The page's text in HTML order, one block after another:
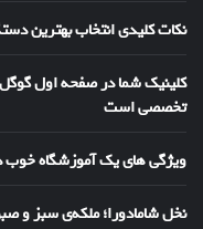
نکات کلیدی انتخاب بهترین
کلینیک شما در صفحه اول
تخصصی است
ویژگی های یک آموزشگاه خوب
نخل شامادورا؛ ملکه‌ی سبز و